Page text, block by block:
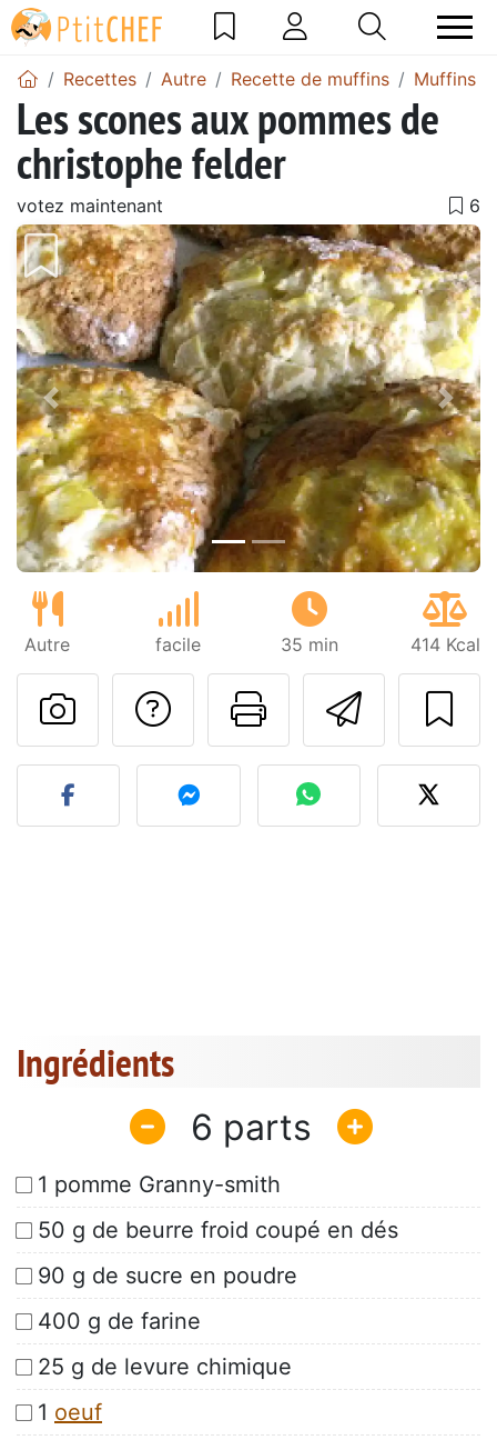
Recettes Autre Recette de muffins Muffins
Les scones aux pommes de
christophe felder
votez maintenant
Précédent
Autre facile 35 min 414 Kcal
Imprimer
Poser une
Publier votre photo de
Ingrédients
6
1 pomme Granny-smith
50 g de beurre froid coupé en dés
90 g de sucre en poudre
400 g de farine
25 g de levure chimique
1 oeuf